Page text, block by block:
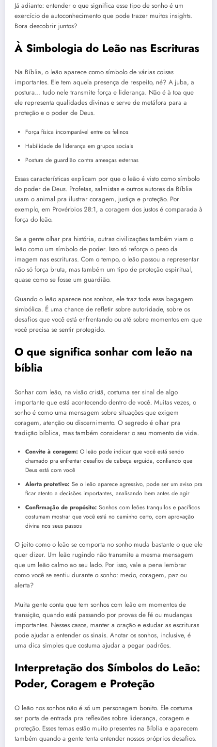
Já adianto: entender o que significa esse tipo de sonho é um
exercício de autoconhecimento que pode trazer muitos insights.
Bora descobrir juntos?
À Simbologia do Leão nas Escrituras
Na Bíblia, o leão aparece como símbolo de várias coisas
importantes. Ele tem aquela presença de respeito, né? A juba, a
postura… tudo nele transmite força e liderança. Não é à toa que
ele representa qualidades divinas e serve de metáfora para a
proteção e o poder de Deus.
Força física incomparável entre os felinos
Habilidade de liderança em grupos sociais
Postura de guardião contra ameaças externas
Essas características explicam por que o leão é visto como símbolo
do poder de Deus. Profetas, salmistas e outros autores da Bíblia
usam o animal pra ilustrar coragem, justiça e proteção. Por
exemplo, em Provérbios 28:1, a coragem dos justos é comparada à
força do leão.
Se a gente olhar pra história, outras civilizações também viam o
leão como um símbolo de poder. Isso só reforça o peso da
imagem nas escrituras. Com o tempo, o leão passou a representar
não só força bruta, mas também um tipo de proteção espiritual,
quase como se fosse um guardião.
Quando o leão aparece nos sonhos, ele traz toda essa bagagem
simbólica. É uma chance de refletir sobre autoridade, sobre os
desafios que você está enfrentando ou até sobre momentos em que
você precisa se sentir protegido.
O que significa sonhar com leão na
bíblia
Sonhar com leão, na visão cristã, costuma ser sinal de algo
importante que está acontecendo dentro de você. Muitas vezes, o
sonho é como uma mensagem sobre situações que exigem
coragem, atenção ou discernimento. O segredo é olhar pra
tradição bíblica, mas também considerar o seu momento de vida.
Convite à coragem: O leão pode indicar que você está sendo
chamado pra enfrentar desafios de cabeça erguida, confiando que
Deus está com você
Alerta protetivo: Se o leão aparece agressivo, pode ser um aviso pra
ficar atento a decisões importantes, analisando bem antes de agir
Confirmação de propósito: Sonhos com leões tranquilos e pacíficos
costumam mostrar que você está no caminho certo, com aprovação
divina nos seus passos
O jeito como o leão se comporta no sonho muda bastante o que ele
quer dizer. Um leão rugindo não transmite a mesma mensagem
que um leão calmo ao seu lado. Por isso, vale a pena lembrar
como você se sentiu durante o sonho: medo, coragem, paz ou
alerta?
Muita gente conta que tem sonhos com leão em momentos de
transição, quando está passando por provas de fé ou mudanças
importantes. Nesses casos, manter a oração e estudar as escrituras
pode ajudar a entender os sinais. Anotar os sonhos, inclusive, é
uma dica simples que costuma ajudar a pegar padrões.
Interpretação dos Símbolos do Leão:
Poder, Coragem e Proteção
O leão nos sonhos não é só um personagem bonito. Ele costuma
ser porta de entrada pra reflexões sobre liderança, coragem e
proteção. Esses temas estão muito presentes na Bíblia e aparecem
também quando a gente tenta entender nossos próprios desafios.